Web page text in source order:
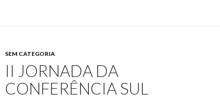
SEM CATEGORIA
II JORNADA DA
CONFERÊNCIA SUL